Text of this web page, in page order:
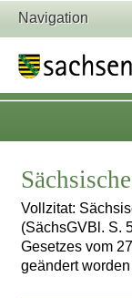
Navigation
Vollzitat:
(SächsGVBl. S.
Gesetzes vom
geändert